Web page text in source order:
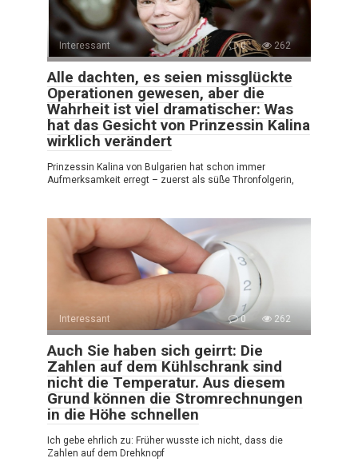
Interessant 0 262
Alle dachten, es seien missglückte
Operationen gewesen, aber die
Wahrheit ist viel dramatischer: Was
hat das Gesicht von Prinzessin Kalina
wirklich verändert
Prinzessin Kalina von Bulgarien hat schon immer
Aufmerksamkeit erregt – zuerst als süße Thronfolgerin,
Interessant 0 262
Auch Sie haben sich geirrt: Die
Zahlen auf dem Kühlschrank sind
nicht die Temperatur. Aus diesem
Grund können die Stromrechnungen
in die Höhe schnellen
Ich gebe ehrlich zu: Früher wusste ich nicht, dass die
Zahlen auf dem Drehknopf